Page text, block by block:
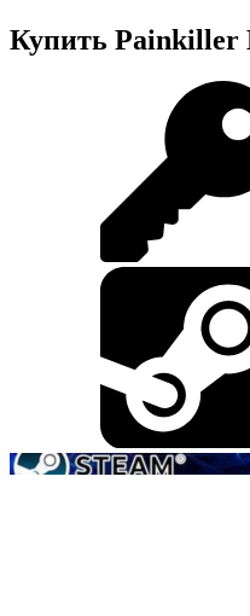
Купить Painkiller